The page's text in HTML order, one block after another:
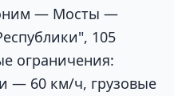
— Мосты —
105
ограничения:
— 60 км/ч, грузовые